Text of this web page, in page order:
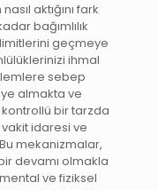
aktığını fark
bağımlılık
geçmeye
ihmal
sebep
almakta ve
kontrollü bir tarzda
idaresi ve
mekanizmalar,
devamı olmakla
ve fiziksel